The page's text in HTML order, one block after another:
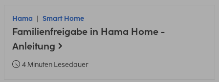
Hama Smart Home
Familienfreigabe in Hama Home -
Anleitung
4 Minuten Lesedauer